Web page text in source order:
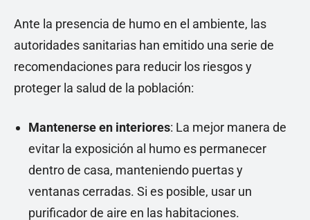
Ante la presencia de humo en el ambiente, las
autoridades sanitarias han emitido una serie de
recomendaciones para reducir los riesgos y
proteger la salud de la población:
Mantenerse en interiores: La mejor manera de
evitar la exposición al humo es permanecer
dentro de casa, manteniendo puertas y
ventanas cerradas. Si es posible, usar un
purificador de aire en las habitaciones.